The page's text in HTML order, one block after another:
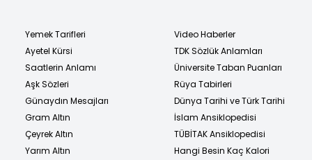
Yemek Tarifleri
Ayetel Kürsi
Saatlerin Anlamı
Aşk Sözleri
Günaydın Mesajları
Gram Altın
Çeyrek Altın
Yarım Altın
Video Haberler
TDK Sözlük Anlamları
Üniversite Taban Puanları
Rüya Tabirleri
Dünya Tarihi ve Türk Tarihi
İslam Ansiklopedisi
TÜBİTAK Ansiklopedisi
Hangi Besin Kaç Kalori